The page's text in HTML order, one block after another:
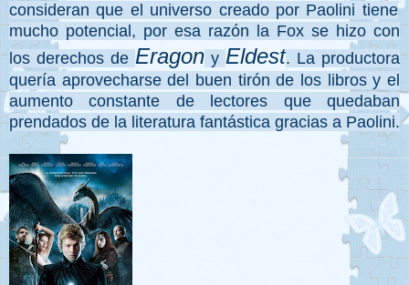
consideran que el universo creado por Paolini tiene
mucho potencial, por esa razón la Fox se hizo con
los derechos de Eragon y Eldest. La productora
quería aprovecharse del buen tirón de los libros y el
aumento constante de lectores que quedaban
prendados de la literatura fantástica gracias a Paolini.